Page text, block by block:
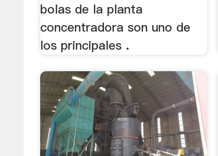
bolas de la planta
concentradora son uno de
los principales .